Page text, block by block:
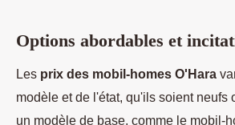
Options abordables et
Les prix des mobil-homes O'Hara
modèle et de l'état, qu'ils soient neufs
un modèle de base, comme le mobil-